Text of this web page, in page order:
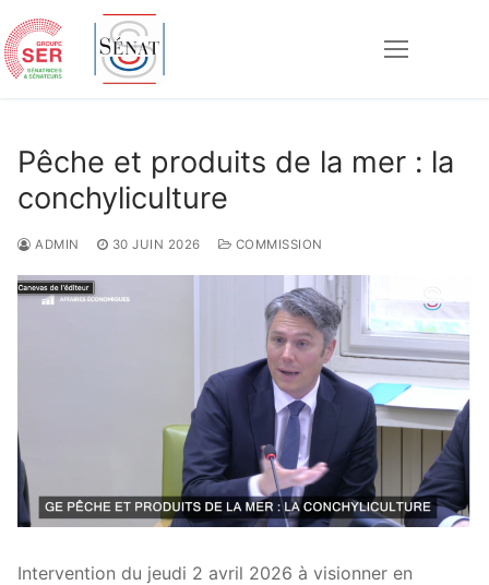
au
contenu
Pêche et produits de la mer : la
conchyliculture
ADMIN 30 JUIN 2026 COMMISSION
Intervention du jeudi 2 avril 2026 à visionner en